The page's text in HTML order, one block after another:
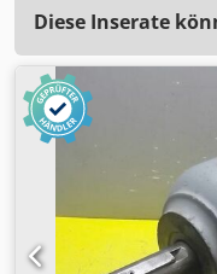
Diese Inserate